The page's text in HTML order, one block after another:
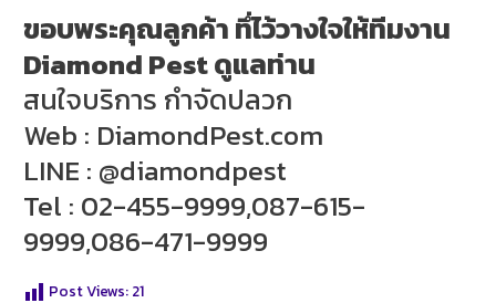
ขอบพระคุณลูกค้า ทึ่ไว้วางใจให้ทีมงาน
Diamond Pest ดูแลท่าน
สนใจบริการ กำจัดปลวก
Web : DiamondPest.com
LINE : @diamondpest
Tel : 02-455-9999,087-615-
9999,086-471-9999
Post Views: 21